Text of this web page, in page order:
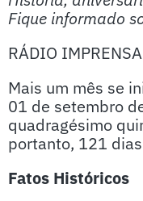
Fique informado
RÁDIO IMPRENSA
Mais um mês se
01 de setembro
quadragésimo
portanto, 121
Fatos Históricos